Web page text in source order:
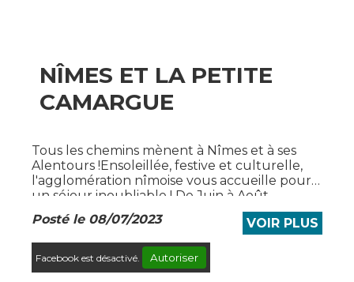
NÎMES ET LA PETITE
CAMARGUE
Tous les chemins mènent à Nîmes et à ses
Alentours !Ensoleillée, festive et culturelle,
l'agglomération nîmoise vous accueille pour
un séjour inoubliable ! De Juin à Août
Festivités de...
Posté le 08/07/2023 VOIR PLUS
Facebook est désactivé. Autoriser